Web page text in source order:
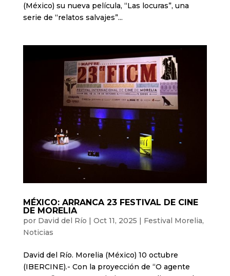
(México) su nueva película, “Las locuras”, una
serie de “relatos salvajes”...
MÉXICO: ARRANCA 23 FESTIVAL DE CINE
DE MORELIA
por David del Río | Oct 11, 2025 | Festival Morelia,
Noticias
David del Río. Morelia (México) 10 octubre
(IBERCINE).- Con la proyección de “O agente